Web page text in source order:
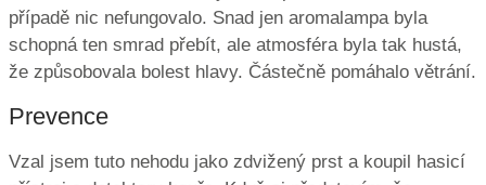
případě nic nefungovalo. Snad jen aromalampa byla
schopná ten smrad přebít, ale atmosféra byla tak hustá,
že způsobovala bolest hlavy. Částečně pomáhalo větrání.
Prevence
Vzal jsem tuto nehodu jako zdvižený prst a koupil hasicí